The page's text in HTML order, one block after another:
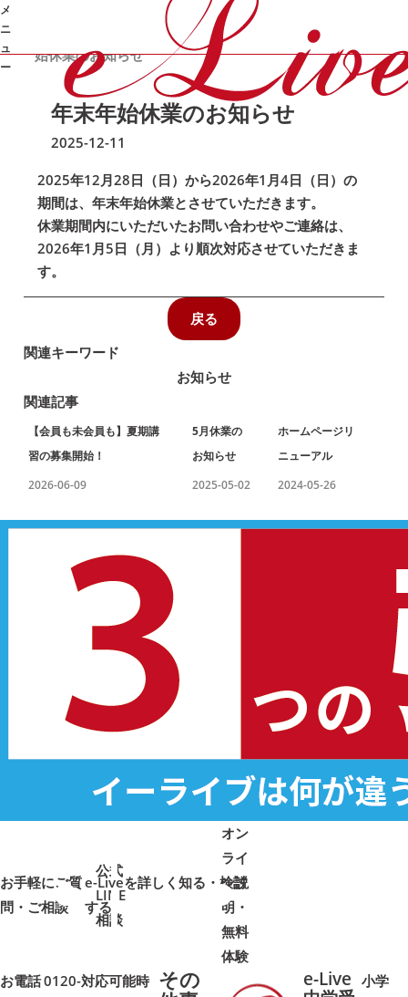
メ
ニ
ュ
ー
オンライン家庭教師e-Live お知らせ お知らせ /
始休業のお知らせ
年末年始休業のお知らせ
2025-12-11
2025年12月28日（日）から2026年1月4日（日）の
期間は、年末年始休業とさせていただきます。
休業期間内にいただいたお問い合わせやご連絡は、
2026年1月5日（月）より順次対応させていただきま
す。
戻る
関連キーワード
お知らせ
関連記事
【会員も未会員も】夏期講
習の募集開始！
2026-06-09
5月休業の
お知らせ
2025-05-02
ホームページリ
ニューアル
2024-05-26
公式
LINE
相談
お手軽にご質
問・ご相談➜ ➜
オン
ライ
ン説
明・
無料
体験
e-Liveを詳しく知る・検討
する
➜➜
お電話0120-対応可能時 その
e-Live
小学